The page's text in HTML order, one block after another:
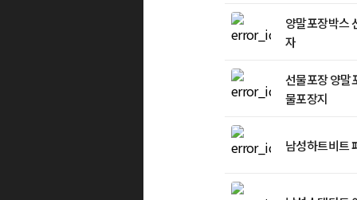
양말포장박스 선물용
자
선물포장 양말
물포장지
남성하트비트